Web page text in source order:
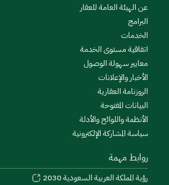
عن الهيئة العامة للعقار
البرامج
الخدمات
اتفاقية مستوى الخدمة
معايير سهولة الوصول
الأخبار والإعلانات
الروزنامة العقارية
البيانات المفتوحة
الأنظمة واللوائح والأدلة
سياسة المشاركة الإلكترونية
روابط مهمة
رؤية المملكة العربية السعودية 2030